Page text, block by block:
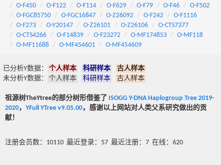
O-F450
O-F122 O-F114 O-F629 O-F79 O-F46
O-F502
O-FGC85750
O-FGC16847 O-Z26092 O-F242
O-F1116
O-F273
O-Y20147 O-Z26101 O-Z26106
O-CTS7377
O-CTS4266
O-F14839 O-F23272 O-MF174853
O-MF118
O-MF11688
O-MF454601 O-MF454609
已分析Y数据： 个人样本 科研样本
古人样本
未分析Y数据：
个人样本 科研样本 古人样本
祖源树TheYtree的部分树形借鉴了 ISOGG Y-DNA Haplogroup Tree 2019-
2020， YFull YTree v9.05.00，感谢以上网站对人类父系研究做出的贡
献！
注册会员数：10110 最近登录：57 最近注册：7 在线：620